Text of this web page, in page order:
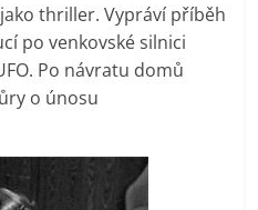
thriller. Vypráví příběh
po venkovské silnici
Po návratu domů
o únosu